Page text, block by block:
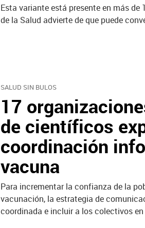
Esta variante está presente en más
de la Salud advierte de que puede
SALUD SIN BULOS
17
de científicos
coordinación
vacuna
Para incrementar la confianza de la
vacunación, la estrategia de
coordinada e incluir a los colectivos